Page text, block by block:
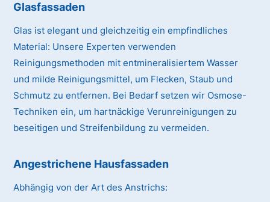
Glasfassaden
Glas ist elegant und gleichzeitig ein empfindliches
Material: Unsere Experten verwenden
Reinigungsmethoden mit entmineralisiertem Wasser
und milde Reinigungsmittel, um Flecken, Staub und
Schmutz zu entfernen. Bei Bedarf setzen wir Osmose-
Techniken ein, um hartnäckige Verunreinigungen zu
beseitigen und Streifenbildung zu vermeiden.
Angestrichene Hausfassaden
Abhängig von der Art des Anstrichs: